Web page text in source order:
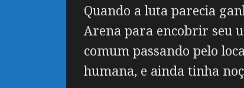
Quando a luta parecia
Arena para encobrir seu
comum passando pelo
humana, e ainda tinha